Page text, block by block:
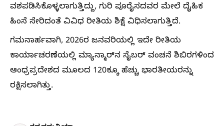
ವಶಪಡಿಸಿಕೊಳ್ಳಲಾಗುತ್ತಿದ್ದು, ಗುರಿ ಪೂರೈಸದವರ ಮೇಲೆ ದೈಹಿಕ
ಹಿಂಸೆ ಸೇರಿದಂತೆ ವಿವಿಧ ರೀತಿಯ ಶಿಕ್ಷೆ ವಿಧಿಸಲಾಗುತ್ತಿದೆ.
ಗಮನಾರ್ಹವಾಗಿ, 2026ರ ಜನವರಿಯಲ್ಲಿ ಇದೇ ರೀತಿಯ
ಕಾರ್ಯಾಚರಣೆಯಲ್ಲಿ ಮ್ಯಾನ್ಮಾರ್‌ನ ಸೈಬರ್ ವಂಚನೆ ಶಿಬಿರಗಳಿಂದ
ಆಂಧ್ರಪ್ರದೇಶದ ಮೂಲದ 120ಕ್ಕೂ ಹೆಚ್ಚು ಭಾರತೀಯರನ್ನು
ರಕ್ಷಿಸಲಾಗಿತ್ತು.